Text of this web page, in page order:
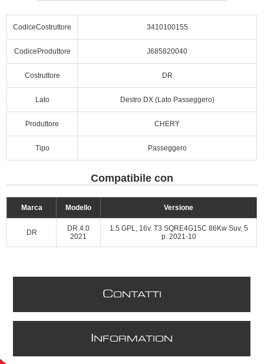
CodiceCostruttore 3410100155
CodiceProduttore J685820040
Costruttore DR
Lato Destro DX (Lato Passeggero)
Produttore CHERY
Tipo Passeggero
Compatibile con
Marca Modello Versione
DR
DR 4.0
2021
1.5 GPL, 16v. T3 SQRE4G15C 86Kw Suv, 5
p. 2021-10
CONTATTI
NFORMATION